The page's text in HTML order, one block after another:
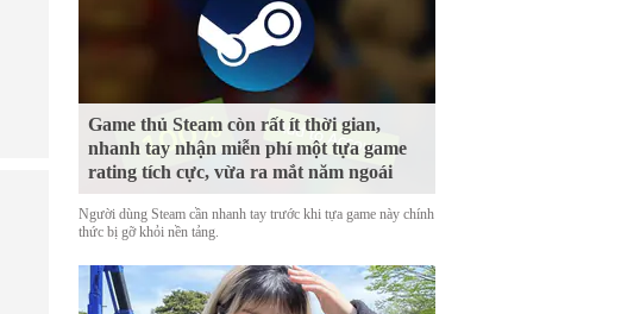
Game thủ Steam còn rất ít thời gian,
nhanh tay nhận miễn phí một tựa game
rating tích cực, vừa ra mắt năm ngoái
Người dùng Steam cần nhanh tay trước khi tựa game này chính
thức bị gỡ khỏi nền tảng.